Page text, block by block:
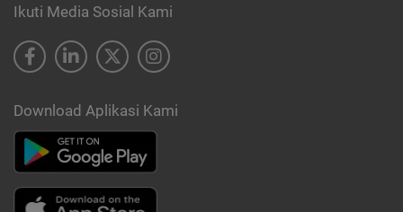
Ikuti Media Sosial Kami
Download Aplikasi Kami